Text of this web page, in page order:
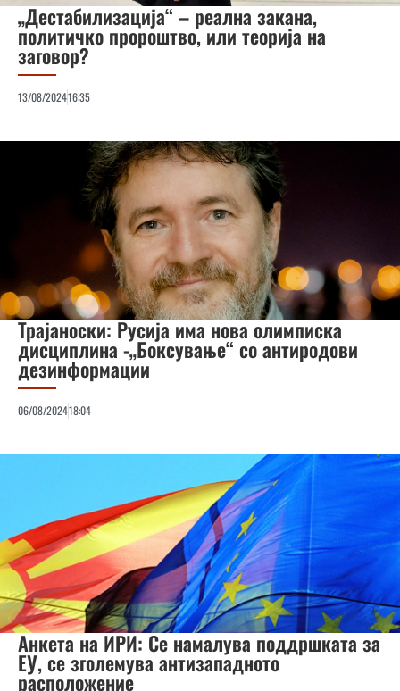
„Дестабилизација“ – реална закана,
политичко пророштво, или теорија на
заговор?
13/08/202416:35
Трајаноски: Русија има нова олимписка
дисциплина -„Боксување“ со антиродови
дезинформации
06/08/202418:04
Анкета на ИРИ: Се намалува поддршката за
ЕУ, се зголемува антизападното
расположение